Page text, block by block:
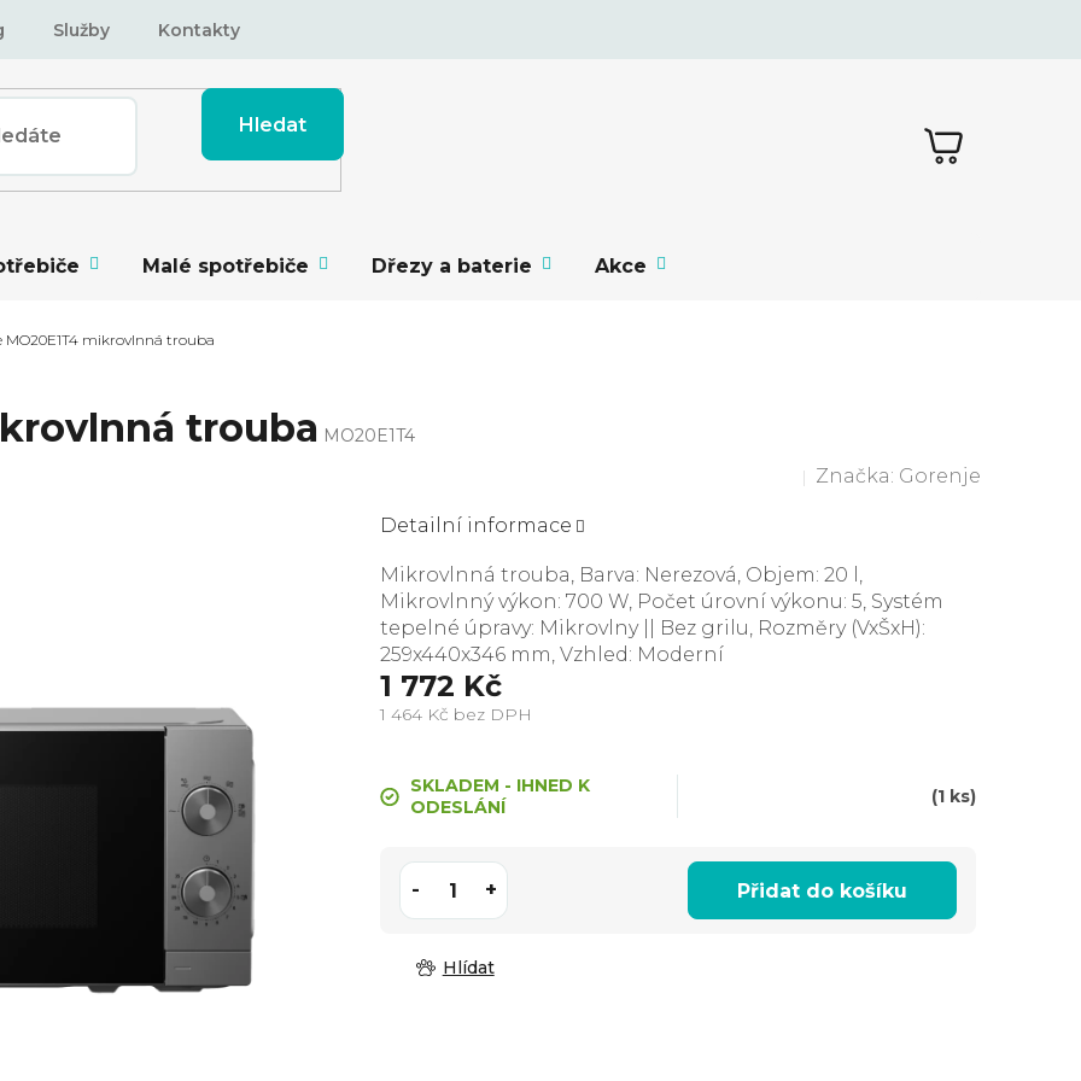
Služby Kontakty
Hledat
NÁKUPNÍ
KOŠÍK
Malé spotřebiče Dřezy a baterie Akce
MO20E1T4 mikrovlnná trouba
trouba MO20E1T4
Značka: Gorenje
1 772 Kč
1 464 Kč bez DPH
SKLADEM - IHNED K
ODESLÁNÍ
(1 ks)
Přidat do košíku
Mikrovlnná trouba, Barva: Nerezová, Objem: 20 l,
Mikrovlnný výkon: 700 W, Počet úrovní výkonu: 5, Systém
tepelné úpravy: Mikrovlny || Bez grilu, Rozměry (VxŠxH):
259x440x346 mm, Vzhled: Moderní
Detailní informace
Hlídat